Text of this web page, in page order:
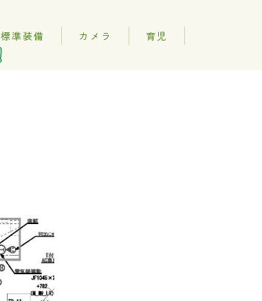
標準装備 カメラ 育児